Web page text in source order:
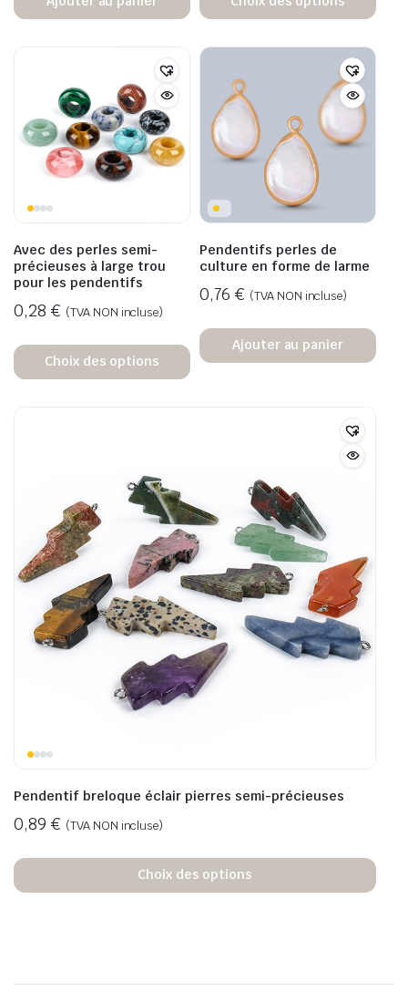
Avec des perles semi-
précieuses à large trou
pour les pendentifs
0,28 € (TVA NON incluse)
Choix des options
Pendentifs perles de
culture en forme de larme
0,76 € (TVA NON incluse)
Ajouter au panier
Pendentif breloque éclair pierres semi-précieuses
0,89 € (TVA NON incluse)
Choix des options